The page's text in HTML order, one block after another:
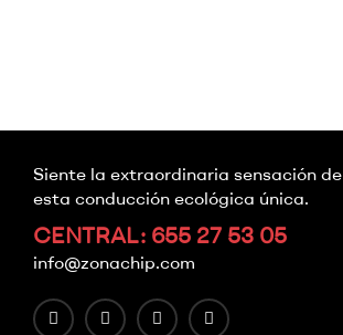
Siente la extraordinaria sensación de
esta conducción ecológica única.
CENTRAL: 655 27 53 05
info@zonachip.com